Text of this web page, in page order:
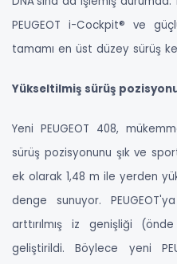
PEUGEOT i-Cockpit® ve
tamamı en üst düzey sürüş
Yükseltilmiş sürüş
Yeni PEUGEOT 408,
sürüş pozisyonunu şık ve
ek olarak 1,48 m ile yerden
denge sunuyor.
arttırılmış iz genişliği
geliştirildi. Böylece yeni